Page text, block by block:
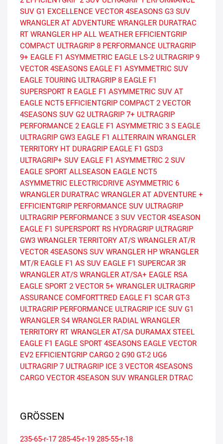
SUV G1 EXCELLENCE VECTOR 4SEASONS G3 SUV
WRANGLER AT ADVENTURE WRANGLER DURATRAC
RT WRANGLER HP ALL WEATHER EFFICIENTGRIP
COMPACT ULTRAGRIP 8 PERFORMANCE ULTRAGRIP
9+ EAGLE F1 ASYMMETRIC EAGLE LS-2 ULTRAGRIP 9
VECTOR 4SEASONS EAGLE F1 ASYMMETRIC SUV
EAGLE TOURING ULTRAGRIP 8 EAGLE F1
SUPERSPORT R EAGLE F1 ASYMMETRIC SUV AT
EAGLE NCT5 EFFICIENTGRIP COMPACT 2 VECTOR
4SEASONS SUV G2 ULTRAGRIP 7+ ULTRAGRIP
PERFORMANCE 2 EAGLE F1 ASYMMETRIC 3 S EAGLE
ULTRAGRIP GW3 EAGLE F1 ALLTERRAIN WRANGLER
TERRITORY HT DURAGRIP EAGLE F1 GSD3
ULTRAGRIP+ SUV EAGLE F1 ASYMMETRIC 2 SUV
EAGLE SPORT ALLSEASON EAGLE NCT5
ASYMMETRIC ELECTRICDRIVE ASYMMETRIC 6
WRANGLER DURATRAC WRANGLER AT ADVENTURE +
EFFICIENTGRIP PERFORMANCE SUV ULTRAGRIP
ULTRAGRIP PERFORMANCE 3 SUV VECTOR 4SEASON
EAGLE F1 SUPERSPORT RS HYDRAGRIP ULTRAGRIP
GW3 WRANGLER TERRITORY AT/S WRANGLER AT/R
VECTOR 4SEASONS SUV WRANGLER HP WRANGLER
MT/R EAGLE F1 AS SUV EAGLE F1 SUPERCAR 3R
WRANGLER AT/S WRANGLER AT/SA+ EAGLE RSA
EAGLE SPORT 2 VECTOR 5+ WRANGLER ULTRAGRIP
ASSURANCE COMFORTTRED EAGLE F1 SCAR GT-3
ULTRAGRIP PERFORMANCE ULTRAGRIP ICE SUV G1
WRANGLER S4 WRANGLER RADIAL WRANGLER
TERRITORY RT WRANGLER AT/SA DURAMAX STEEL
EAGLE F1 EAGLE SPORT 4SEASONS EAGLE VECTOR
EV2 EFFICIENTGRIP CARGO 2 G90 GT-2 UG6
ULTRAGRIP 7 ULTRAGRIP ICE 3 VECTOR 4SEASONS
CARGO VECTOR 4SEASON SUV WRANGLER DTRAC
GRÖSSEN
235-65-r-17 285-45-r-19 285-55-r-18